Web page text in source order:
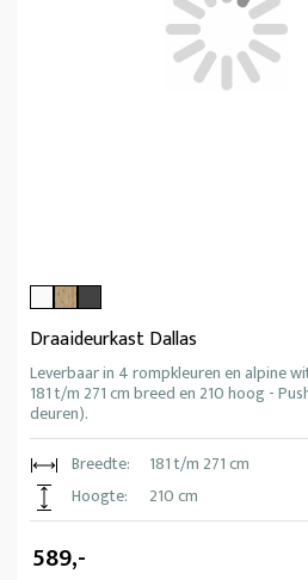
Draaideurkast Dallas
Leverbaar in 4 rompkleuren en alpine
181 t/m 271 cm breed en 210 hoog -
deuren).
Breedte:
181 t/m 271 cm
Hoogte:
210 cm
589,-